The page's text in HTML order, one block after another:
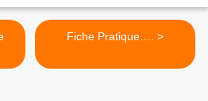
Fiche Pratique…. >